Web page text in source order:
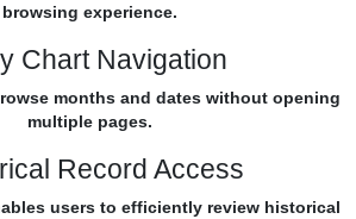
browsing experience.
Chart Navigation
months and dates without opening
multiple pages.
Record Access
users to efficiently review historical